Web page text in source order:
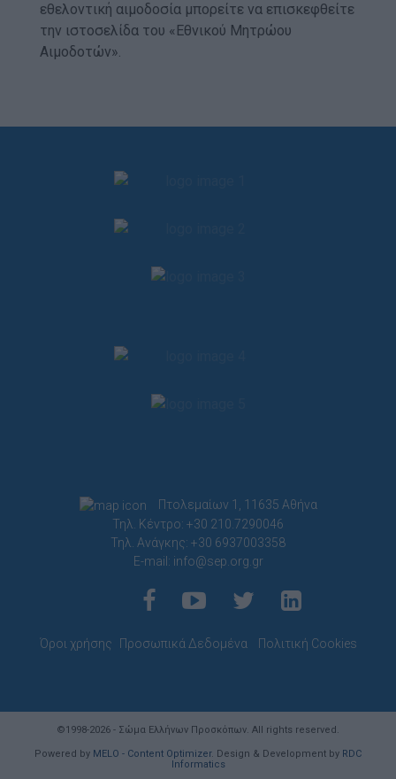
εθελοντική αιμοδοσία μπορείτε να επισκεφθείτε
την ιστοσελίδα του «Εθνικού Μητρώου
Αιμοδοτών».
Πτολεμαίων 1, 11635 Αθήνα
Τηλ. Κέντρο: +30 210.7290046
Τηλ. Ανάγκης: +30 6937003358
E-mail: info@sep.org.gr
Όροι χρήσης Προσωπικά Δεδομένα Πολιτική Cookies
©1998-2026 - Σώμα Ελλήνων Προσκόπων. All rights reserved.
Powered by MELO - Content Optimizer. Design & Development by RDC
Informatics